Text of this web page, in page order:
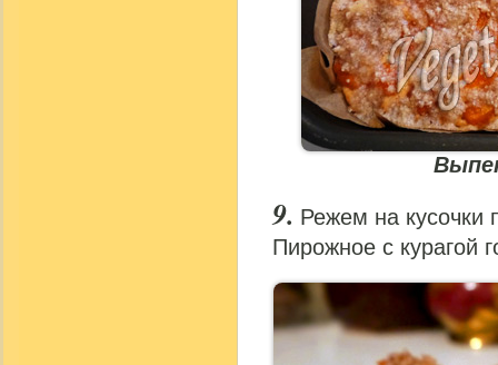
Режем на кусочки
Пирожное с курагой